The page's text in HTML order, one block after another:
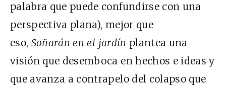
palabra que puede confundirse con una
perspectiva plana), mejor que
eso, Soñarán en el jardín plantea una
visión que desemboca en hechos e ideas y
que avanza a contrapelo del colapso que